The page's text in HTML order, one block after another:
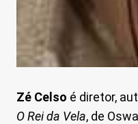
Zé Celso é diretor,
O Rei da Vela, de